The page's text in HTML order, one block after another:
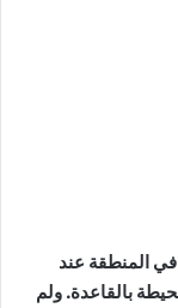
في المنطقة عند
بالقاعدة. ولم